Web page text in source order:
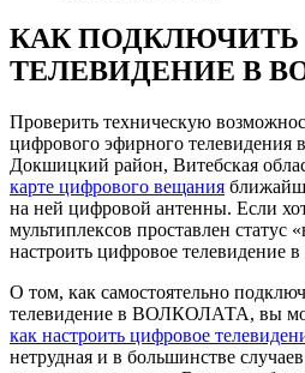
КАК ПОДКЛЮЧИТЬ
ТЕЛЕВИДЕНИЕ В
Проверить техническую
цифрового эфирного
Докшицкий район, Витебская
карте цифрового вещания
на ней цифровой антенны. Если
мультиплексов проставлен статус
настроить цифровое
О том, как самостоятельно
телевидение в ВОЛКОЛАТА, вы
как настроить цифровое
нетрудная и в большинстве